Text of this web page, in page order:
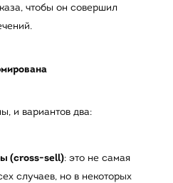
чтобы он совершил
и вариантов два:
(cross-sell): это не самая
случаев, но в некоторых